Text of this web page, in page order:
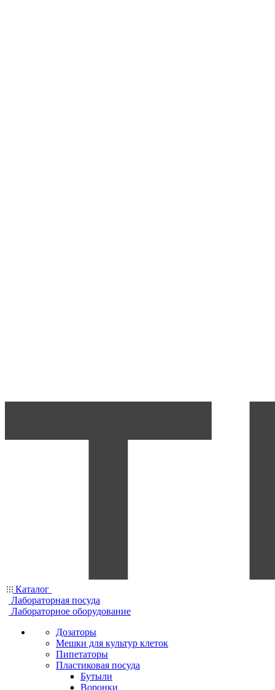
Каталог
Лабораторная посуда
Лабораторное оборудование
Дозаторы
Мешки для культур клеток
Пипетаторы
Пластиковая посуда
Бутыли
Воронки